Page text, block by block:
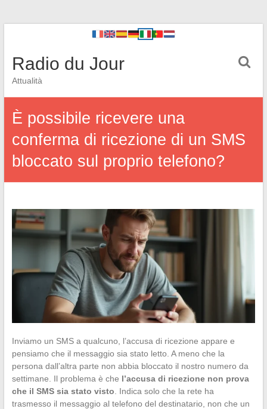
Radio du Jour
Attualità
È possibile ricevere una
conferma di ricezione di un SMS
bloccato sul proprio telefono?
Inviamo un SMS a qualcuno, l’accusa di ricezione appare e
pensiamo che il messaggio sia stato letto. A meno che la
persona dall’altra parte non abbia bloccato il nostro numero da
settimane. Il problema è che l’accusa di ricezione non prova
che il SMS sia stato visto . Indica solo che la rete ha
trasmesso il messaggio al telefono del destinatario, non che un